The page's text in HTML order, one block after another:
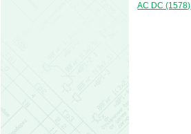
AC DC (1578)